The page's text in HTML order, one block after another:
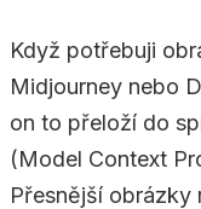
Když potřebuji
Midjourney nebo
on to přeloží do
(Model Context
Přesnější obrázky